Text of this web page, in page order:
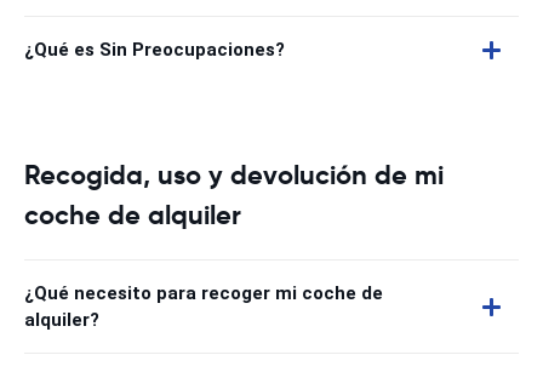
¿Qué es Sin Preocupaciones?
Recogida, uso y devolución de mi
coche de alquiler
¿Qué necesito para recoger mi coche de
alquiler?